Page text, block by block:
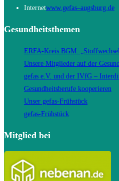
in
Internetwww.gefas–augsburg.de
Gesundheitsthemen
ERFA-Kreis BGM:
Unsere Mitglieder auf der
gefas e.V. und der IVfG –
Gesundheitsberufe kooperieren
Unser gefas-Frühstück
gefas-Frühstück
Mitglied bei